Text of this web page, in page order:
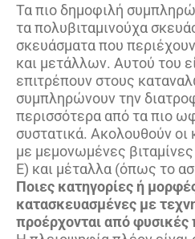
Τα πιο δημοφιλή
τα πολυβιταμινούχα
σκευάσματα που
και μετάλλων. Αυτού του
επιτρέπουν στους
συμπληρώνουν την
περισσότερα από τα πιο
συστατικά. Ακολουθούν οι
με μεμονωμένες
Ε) και μέταλλα (όπως το
Ποιες κατηγορίες ή
κατασκευασμένες με
προέρχονται από φυσικές